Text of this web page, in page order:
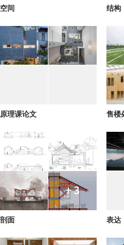
空间 结构
原理课论文 售楼
+ 3
剖面 表达